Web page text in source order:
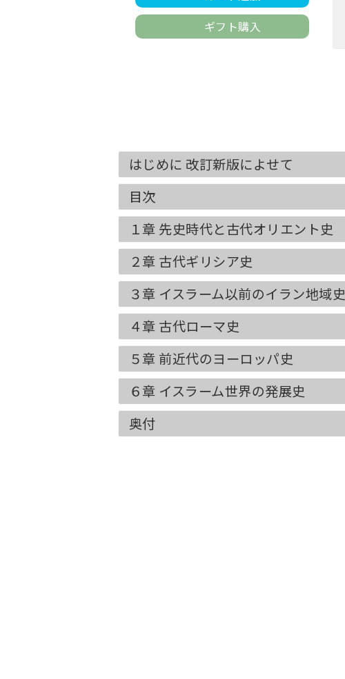
ギフト購入
はじめに 改訂新版によせて
目次
１章 先史時代と古代オリエント史
２章 古代ギリシア史
３章 イスラーム以前のイラン地域史
４章 古代ローマ史
５章 前近代のヨーロッパ史
６章 イスラーム世界の発展史
奥付